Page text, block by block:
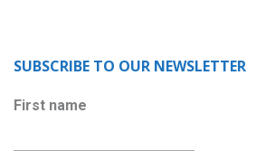
SUBSCRIBE TO OUR NEWSLETTER
First name